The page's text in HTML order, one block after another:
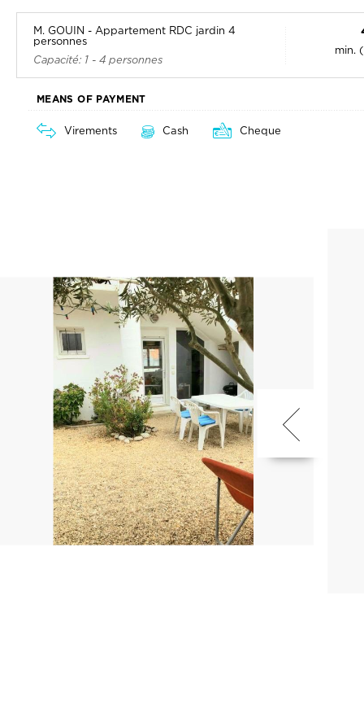
M. GOUIN - Appartement RDC jardin 4
personnes
Capacité: 1 - 4 personnes
min.
MEANS OF PAYMENT
Virements Cash Cheque